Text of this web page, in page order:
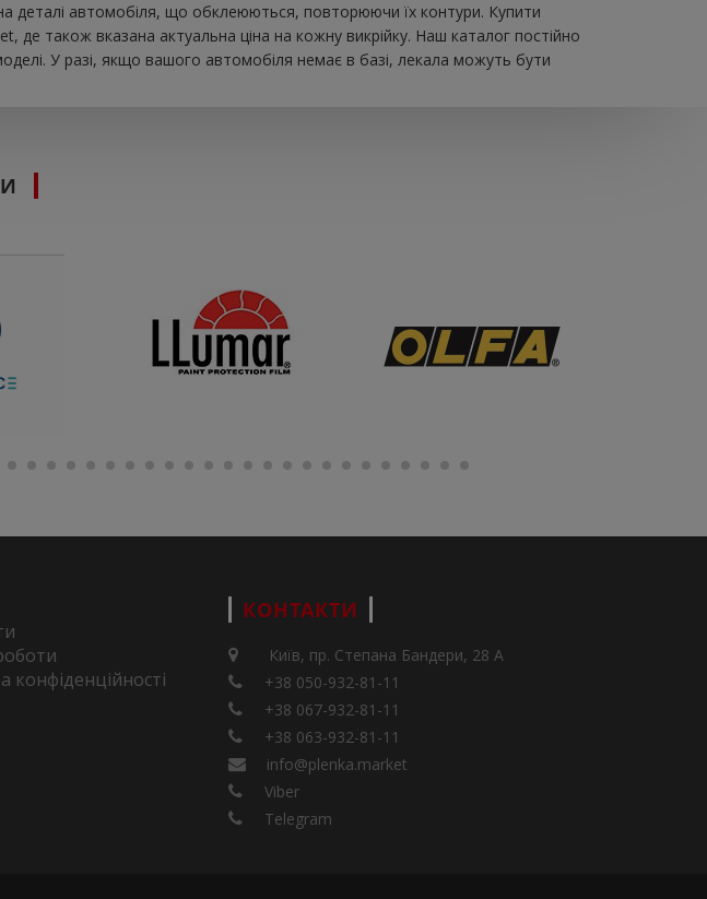
деталі автомобіля, що обклеюються, повторюючи їх контури. Купити
де також вказана актуальна ціна на кожну викрійку. Наш каталог постійно
У разі, якщо вашого автомобіля немає в базі, лекала можуть бути
конфіденційності
КОНТАКТИ
Київ, пр. Степана Бандери, 28 А
+38 050-932-81-11
+38 067-932-81-11
+38 063-932-81-11
info@plenka.market
Viber
Telegram